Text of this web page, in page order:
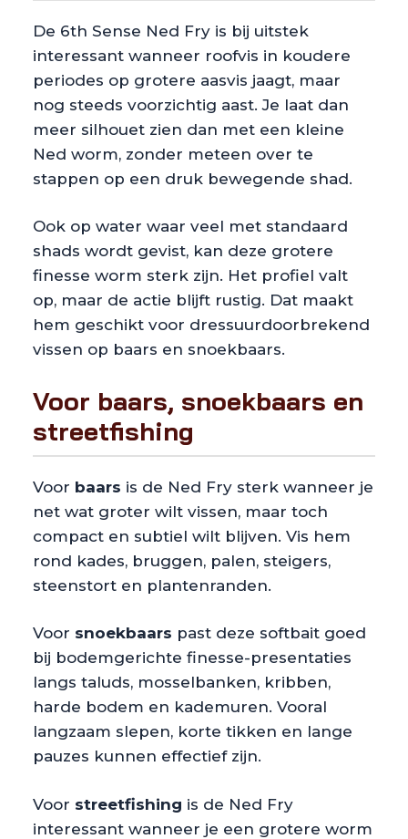
De 6th Sense Ned Fry is bij uitstek
interessant wanneer roofvis in koudere
periodes op grotere aasvis jaagt, maar
nog steeds voorzichtig aast. Je laat dan
meer silhouet zien dan met een kleine
Ned worm, zonder meteen over te
stappen op een druk bewegende shad.
Ook op water waar veel met standaard
shads wordt gevist, kan deze grotere
finesse worm sterk zijn. Het profiel valt
op, maar de actie blijft rustig. Dat maakt
hem geschikt voor dressuurdoorbrekend
vissen op baars en snoekbaars.
Voor baars, snoekbaars en
streetfishing
Voor baars is de Ned Fry sterk wanneer je
net wat groter wilt vissen, maar toch
compact en subtiel wilt blijven. Vis hem
rond kades, bruggen, palen, steigers,
steenstort en plantenranden.
Voor snoekbaars past deze softbait goed
bij bodemgerichte finesse-presentaties
langs taluds, mosselbanken, kribben,
harde bodem en kademuren. Vooral
langzaam slepen, korte tikken en lange
pauzes kunnen effectief zijn.
Voor streetfishing is de Ned Fry
interessant wanneer je een grotere worm